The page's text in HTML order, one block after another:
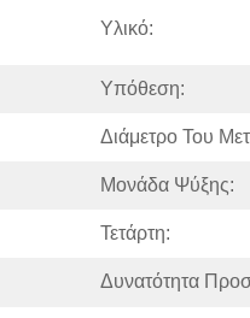
Υλικό:
Υπόθεση:
Διάμετρο Του
Μονάδα Ψύξης:
Τετάρτη:
Δυνατότητα